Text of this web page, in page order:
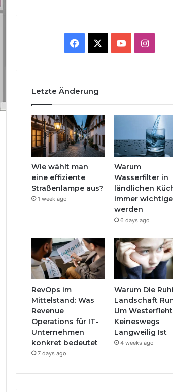
Facebook YouTube
Letzte Änderung
Wie wählt man
eine effiziente
Straßenlampe aus?
1 week ago
Warum
Wasserfilter in
ländlichen
immer
werden
6 days ago
RevOps im
Mittelstand: Was
Revenue
Operations für IT-
Unternehmen
konkret bedeutet
7 days ago
Warum Die
Landschaft
Um Westerfleht
Keineswegs
Langweilig Ist
4 weeks ago